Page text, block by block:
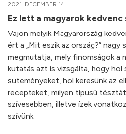
2021. DECEMBER 14.
Ez lett a magyarok kedvenc
Vajon melyik Magyarország
ért a „Mit eszik az ország?” nagy
megmutatja, mely finomságok a
kutatás azt is vizsgálta, hogy hol
süteményeket, hol keresünk az
recepteket, milyen típusú
szívesebben, illetve ízek
szívünk.